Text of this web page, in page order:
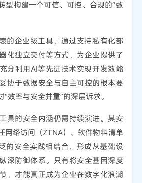
型构建一个可信、可控、合规的“数
的企业级工具，通过支持私有化部
化独立交付等方式，为企业提供了
分利用AI等先进技术实现开发效能
协于数据安全与自主可控的根本要
效率与安全并重”的深层诉求。
具的安全内涵仍需持续演进。其安
网络访问（ZTNA）、软件物料清单
的安全实践相结合，形成从基础设
深防御体系。只有将安全基因深度
，才能真正成为企业在数字化浪潮